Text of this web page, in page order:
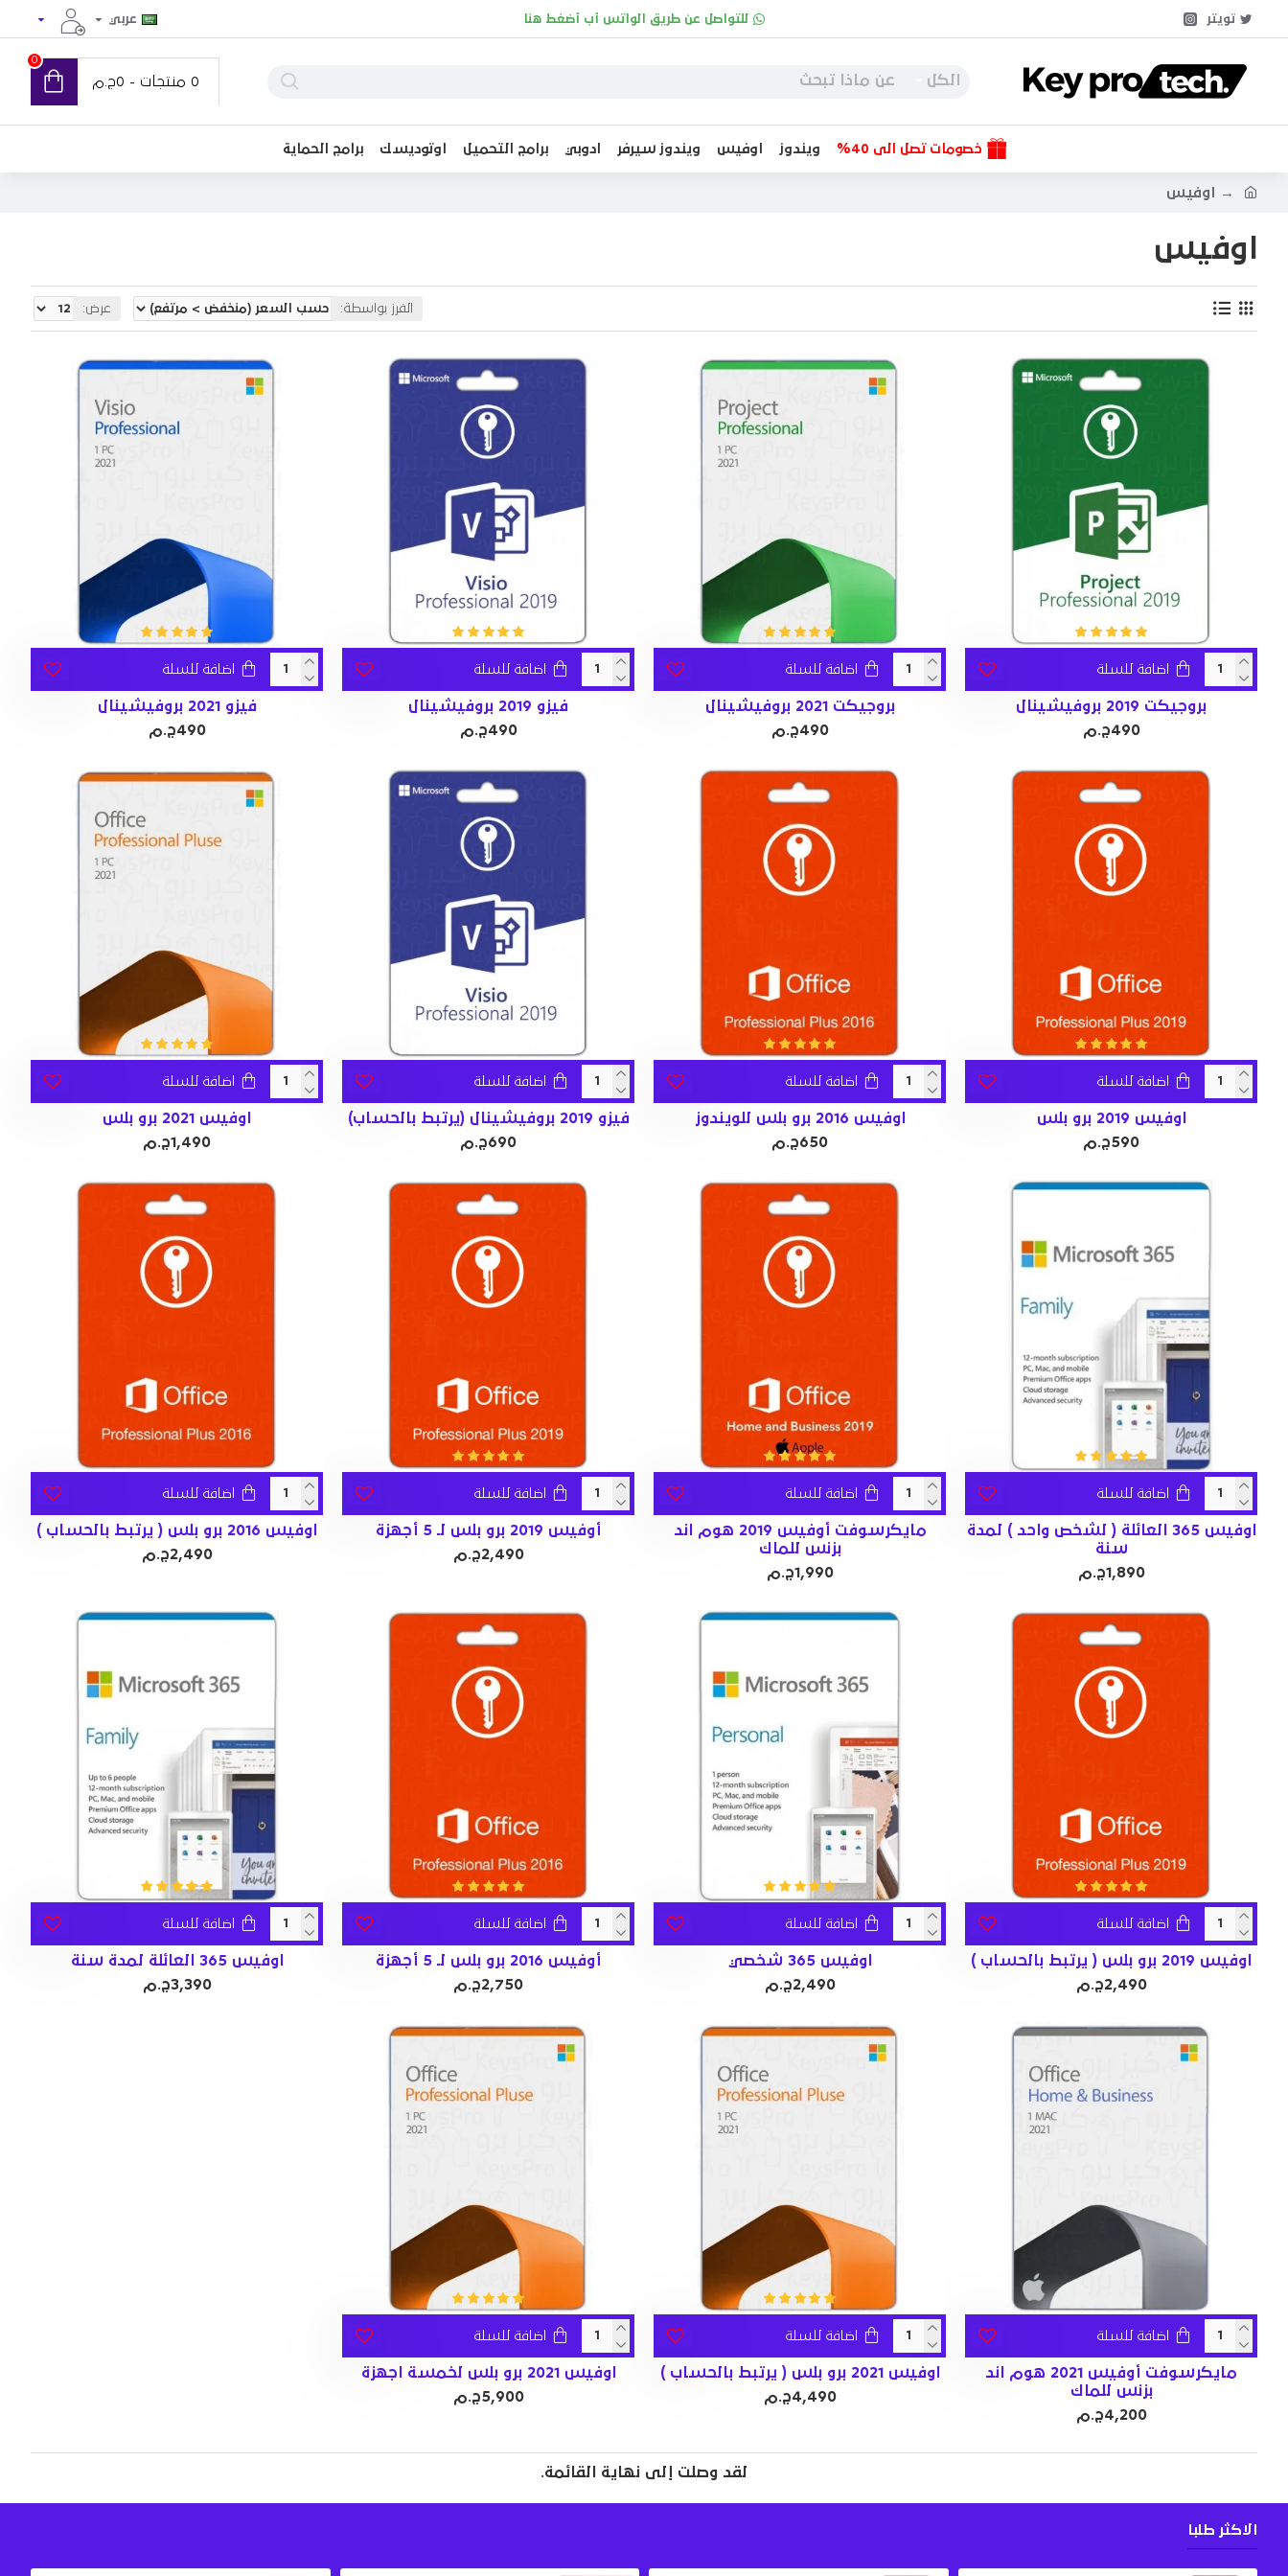
تويتر للتواصل عن طريق الواتس أب أضغط هنا عربي
الكل 0 منتجات - 0ج.م
0
خصومات تصل الى 40% ويندوز اوفيس ويندوز سيرفر ادوبي برامج التحميل اوتوديسك برامج الحماية
اوفيس
اوفيس
الفرز بواسطة: عرض:
بروجيكت 2019 بروفيشينال
490ج.م
اضافة للسلة
بروجيكت 2021 بروفيشينال
490ج.م
اضافة للسلة
فيزو 2019 بروفيشينال
490ج.م
اضافة للسلة
فيزو 2021 بروفيشينال
490ج.م
اضافة للسلة
اوفيس 2019 برو بلس
590ج.م
اضافة للسلة
اوفيس 2016 برو بلس للويندوز
650ج.م
اضافة للسلة
فيزو 2019 بروفيشينال (يرتبط بالحساب)
690ج.م
اضافة للسلة
اوفيس 2021 برو بلس
1,490ج.م
اضافة للسلة
اوفيس 365 العائلة ( لشخص واحد ) لمدة
سنة
1,890ج.م
اضافة للسلة
مايكرسوفت أوفيس 2019 هوم اند
بزنس للماك
1,990ج.م
اضافة للسلة
أوفيس 2019 برو بلس لـ 5 أجهزة
2,490ج.م
اضافة للسلة
اوفيس 2016 برو بلس ( يرتبط بالحساب )
2,490ج.م
اضافة للسلة
اوفيس 2019 برو بلس ( يرتبط بالحساب )
2,490ج.م
اضافة للسلة
اوفيس 365 شخصي
2,490ج.م
اضافة للسلة
أوفيس 2016 برو بلس لـ 5 أجهزة
2,750ج.م
اضافة للسلة
اوفيس 365 العائلة لمدة سنة
3,390ج.م
اضافة للسلة
مايكرسوفت أوفيس 2021 هوم اند
بزنس للماك
4,200ج.م
اضافة للسلة
اوفيس 2021 برو بلس ( يرتبط بالحساب )
4,490ج.م
اضافة للسلة
اوفيس 2021 برو بلس لخمسة اجهزة
5,900ج.م
اضافة للسلة
لقد وصلت إلى نهاية القائمة.
الاكثر طلبا